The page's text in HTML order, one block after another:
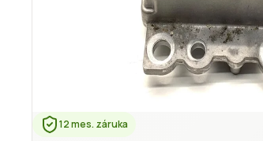
12 mes. záruka